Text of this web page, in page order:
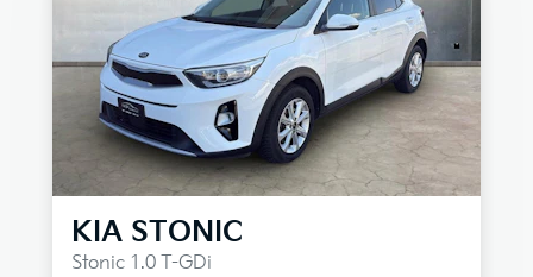
KIA STONIC
Stonic 1.0 T-GDi